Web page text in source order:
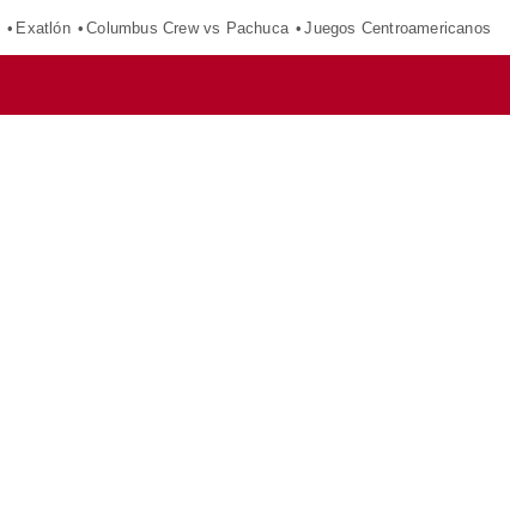
Exatlón Columbus Crew vs Pachuca Juegos Centroamericanos